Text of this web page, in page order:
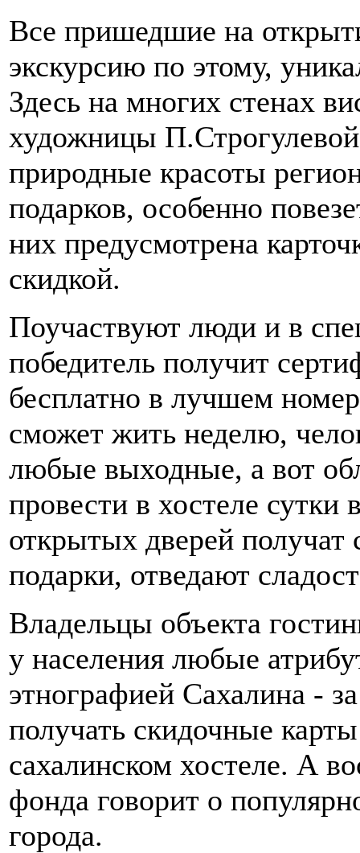
Все пришедшие на
экскурсию по этому,
Здесь на многих стенах
художницы
природные красоты
подарков, особенно
них предусмотрена
скидкой.
Поучаствуют люди и в
победитель получит
бесплатно в лучшем
сможет жить неделю,
любые выходные, а вот
провести в хостеле
открытых дверей
подарки, отведают
Владельцы объекта
у населения любые
этнографией Сахалина -
получать скидочные
сахалинском хостеле. А
фонда говорит о
города.